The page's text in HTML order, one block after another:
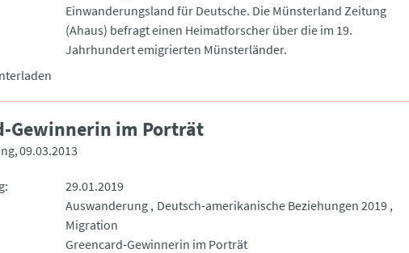
Einwanderungsland für Deutsche. Die Münsterland Zeitung
(Ahaus) befragt einen Heimatforscher über die im 19.
Jahrhundert emigrierten Münsterländer.
Gewinnerin im Porträt
09.03.2013
29.01.2019
Auswanderung
Deutsch-amerikanische Beziehungen 2019
Migration
Greencard-Gewinnerin im Porträt